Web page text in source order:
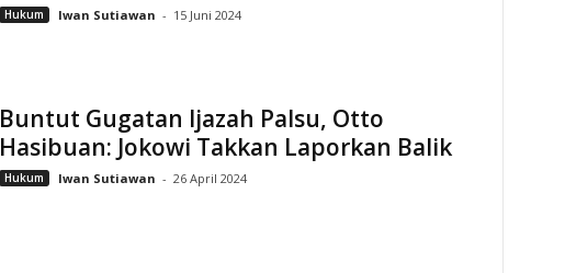
Hukum Iwan Sutiawan - 15 Juni 2024
Buntut Gugatan Ijazah Palsu, Otto
Hasibuan: Jokowi Takkan Laporkan Balik
Hukum Iwan Sutiawan - 26 April 2024